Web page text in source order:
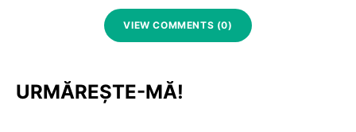
VIEW COMMENTS (0)
URMĂREȘTE-MĂ!